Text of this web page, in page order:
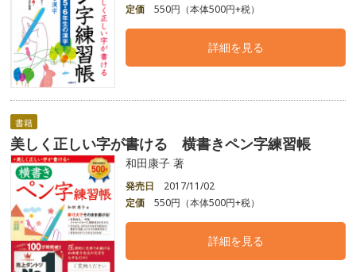
定価
550円（本体500円+税）
詳細を見る
書籍
美しく正しい字が書ける 横書きペン字練習帳
和田康子 著
発売日
2017/11/02
定価
550円（本体500円+税）
詳細を見る